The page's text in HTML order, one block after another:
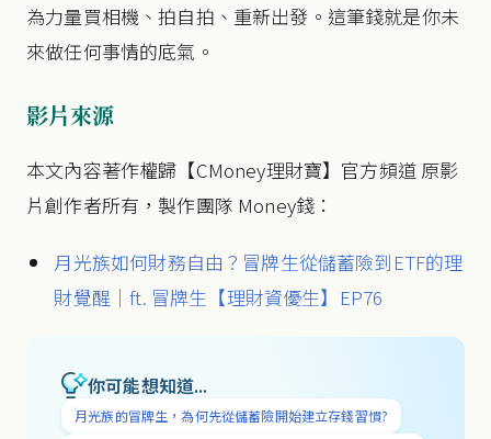
為力量買相機、拍自拍、重新出發。這筆錢就是你未
來做任何事情的底氣。
影片來源
本文內容著作權歸【CMoney理財寶】官方頻道 原影
片創作者所有，製作團隊 Money錢：
月光族如何財務自由？冒牌生從儲蓄險到ETF的理
財覺醒｜ft. 冒牌生【理財資優生】EP76
你可能想知道...
月光族的冒牌生，為何先從儲蓄險開始建立存錢習慣?